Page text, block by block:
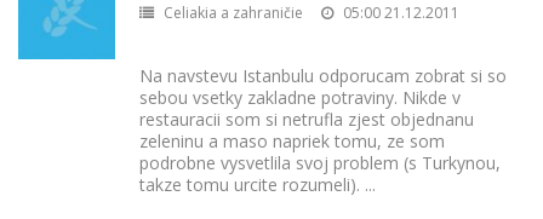
Celiakia a zahraničie 05:00 21.12.2011
Na navstevu Istanbulu odporucam zobrat si so
sebou vsetky zakladne potraviny. Nikde v
restauracii som si netrufla zjest objednanu
zeleninu a maso napriek tomu, ze som
podrobne vysvetlila svoj problem (s Turkynou,
takze tomu urcite rozumeli). ...